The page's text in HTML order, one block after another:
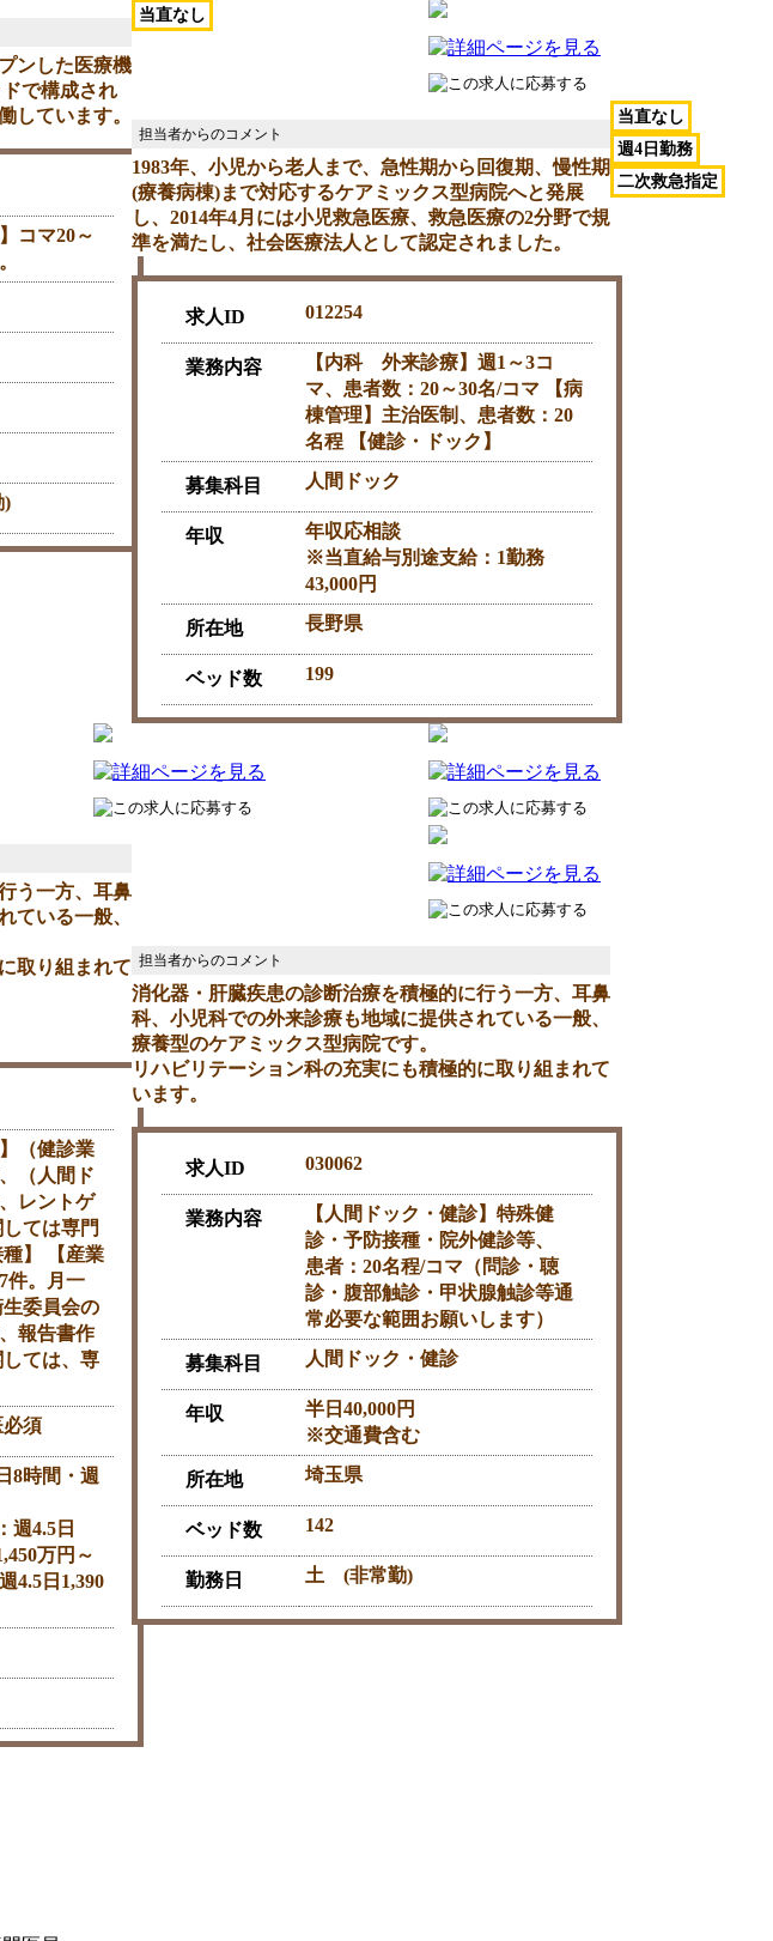
ンした医療機
で構成され
しています。
コマ20～
)
当直なし
1983年、小児から老人まで、急性期から回復期、慢性期
(療養病棟)まで対応するケアミックス型病院へと発展
し、2014年4月には小児救急医療、救急医療の2分野で規
準を満たし、社会医療法人として認定されました。
求人ID 012254
業務内容
【内科 外来診療】週1～3コ
マ、患者数：20～30名/コマ 【病
棟管理】主治医制、患者数：20
名程 【健診・ドック】
募集科目 人間ドック
年収
年収応相談
※当直給与別途支給：1勤務
43,000円
所在地 長野県
ベッド数 199
当直なし
週4日勤務
二次救急指定
う一方、耳鼻
ている一般、
取り組まれて
（健診業
（人間ド
レントゲ
ては専門
】 【産業
件。月一
委員会の
報告書作
ては、専
須
8時間・週
週4.5日
万円～
4.5日1,390
消化器・肝臓疾患の診断治療を積極的に行う一方、耳鼻
科、小児科での外来診療も地域に提供されている一般、
療養型のケアミックス型病院です。
リハビリテーション科の充実にも積極的に取り組まれて
います。
求人ID 030062
業務内容
【人間ドック・健診】特殊健
診・予防接種・院外健診等、
患者：20名程/コマ（問診・聴
診・腹部触診・甲状腺触診等通
常必要な範囲お願いします）
募集科目 人間ドック・健診
年収
半日40,000円
※交通費含む
所在地 埼玉県
ベッド数 142
勤務日 土 (非常勤)